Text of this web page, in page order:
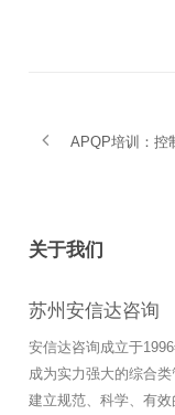
APQP培训：控
关于我们
苏州安信达咨询
安信达咨询成立于
成为实力强大的综合
建立规范、科学、有